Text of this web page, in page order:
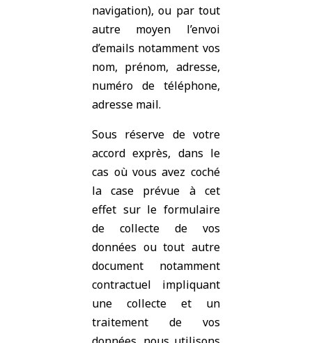
navigation), ou par tout
autre moyen l’envoi
d’emails notamment vos
nom, prénom, adresse,
numéro de téléphone,
adresse mail.
Sous réserve de votre
accord exprès, dans le
cas où vous avez coché
la case prévue à cet
effet sur le formulaire
de collecte de vos
données ou tout autre
document notamment
contractuel impliquant
une collecte et un
traitement de vos